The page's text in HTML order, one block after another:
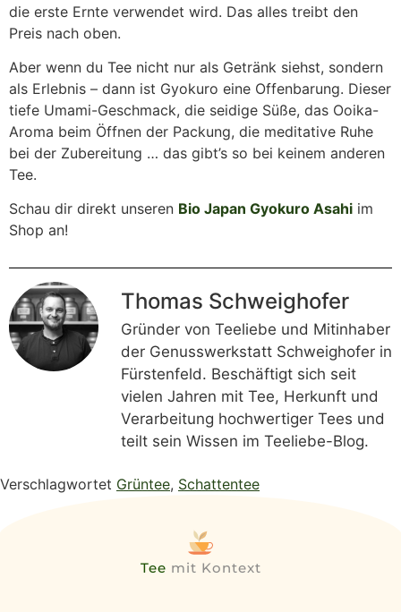
die erste Ernte verwendet wird. Das alles treibt den
Preis nach oben.
Aber wenn du Tee nicht nur als Getränk siehst, sondern
als Erlebnis – dann ist Gyokuro eine Offenbarung. Dieser
tiefe Umami-Geschmack, die seidige Süße, das Ooika-
Aroma beim Öffnen der Packung, die meditative Ruhe
bei der Zubereitung … das gibt’s so bei keinem anderen
Tee.
Schau dir direkt unseren Bio Japan Gyokuro Asahi im
Shop an!
Thomas Schweighofer
Gründer von Teeliebe und Mitinhaber
der Genusswerkstatt Schweighofer in
Fürstenfeld. Beschäftigt sich seit
vielen Jahren mit Tee, Herkunft und
Verarbeitung hochwertiger Tees und
teilt sein Wissen im Teeliebe-Blog.
Verschlagwortet Grüntee, Schattentee
Tee mit Kontext